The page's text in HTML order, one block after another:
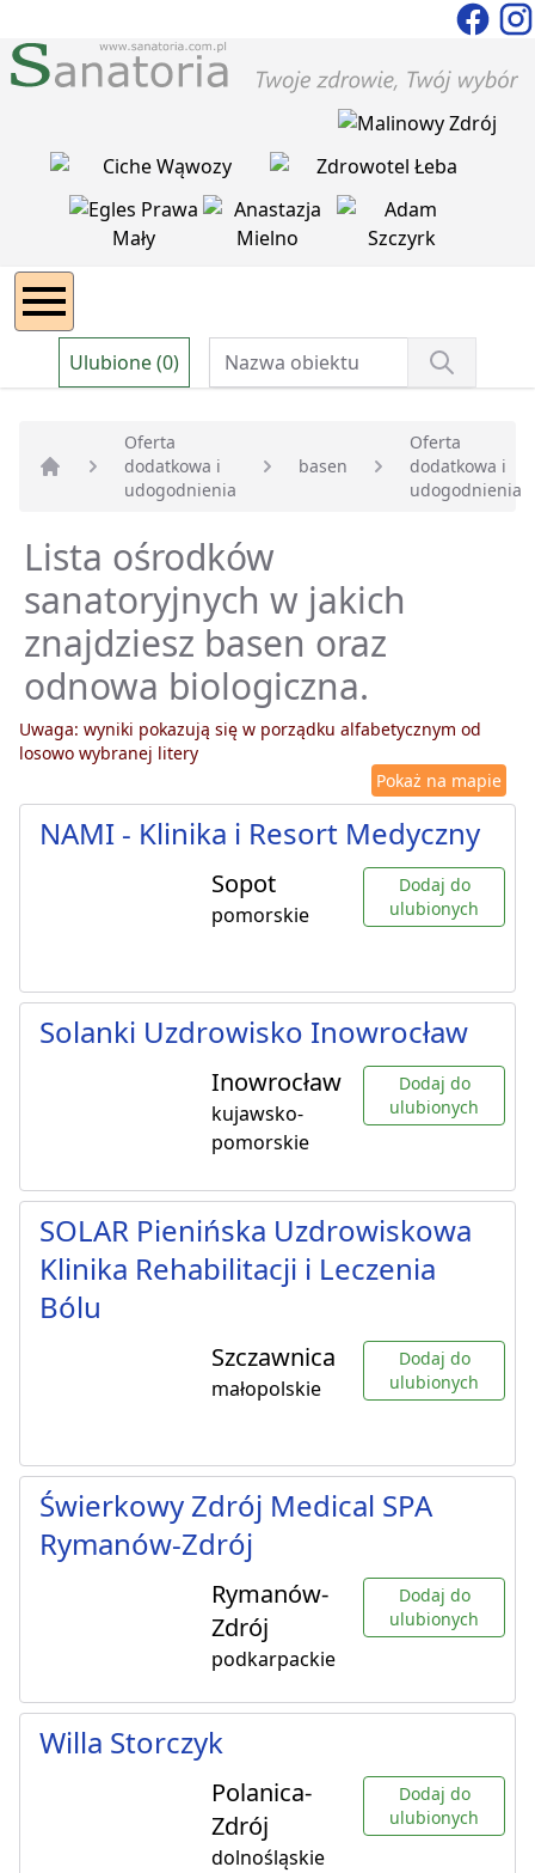
Ulubione (0)
Strona główna
Oferta
dodatkowa i
udogodnienia
basen
Oferta
dodatkowa i
udogodnienia
Lista ośrodków
sanatoryjnych w jakich
znajdziesz basen oraz
odnowa biologiczna.
Uwaga: wyniki pokazują się w porządku alfabetycznym od
losowo wybranej litery
Pokaż na mapie
NAMI - Klinika i Resort Medyczny
Sopot
pomorskie
Dodaj do
ulubionych
Solanki Uzdrowisko Inowrocław
Inowrocław
kujawsko-
pomorskie
Dodaj do
ulubionych
SOLAR Pienińska Uzdrowiskowa
Klinika Rehabilitacji i Leczenia
Bólu
Szczawnica
małopolskie
Dodaj do
ulubionych
Świerkowy Zdrój Medical SPA
Rymanów-Zdrój
Rymanów-
Zdrój
podkarpackie
Dodaj do
ulubionych
Willa Storczyk
Polanica-
Zdrój
dolnośląskie
Dodaj do
ulubionych